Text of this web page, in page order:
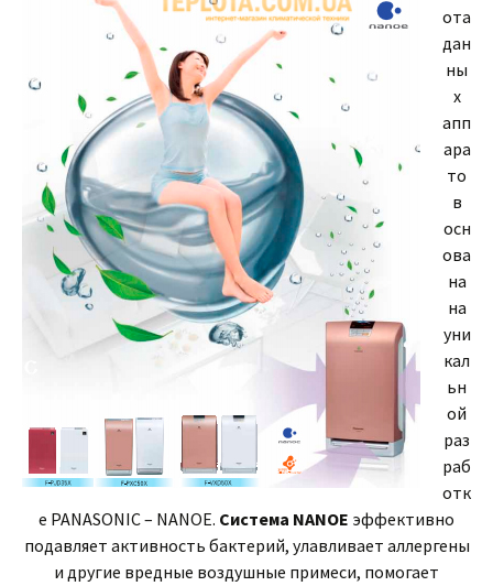
ота
дан
ны
х
апп
ара
то
в
осн
ова
на
на
уни
кал
ьн
ой
раз
раб
отк
е PANASONIC – NANOE. Система NANOE эффективно
подавляет активность бактерий, улавливает аллергены
и другие вредные воздушные примеси, помогает